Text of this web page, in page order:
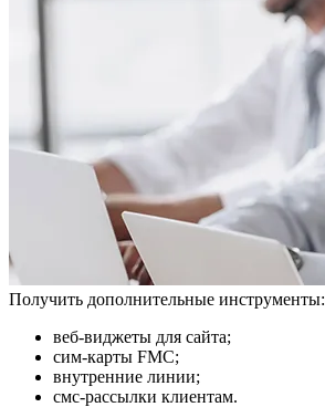
Получить дополнительные инструменты:
веб-виджеты для сайта;
сим-карты FMC;
внутренние линии;
смс-рассылки клиентам.